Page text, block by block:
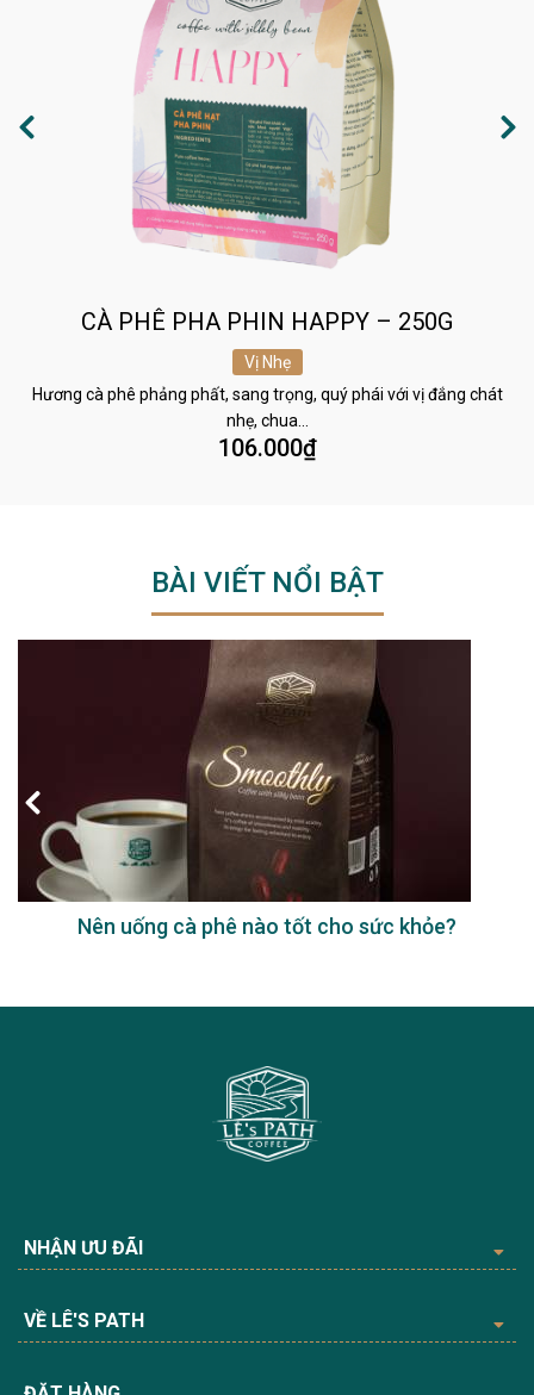
CÀ PHÊ PHA PHIN HAPPY – 250G
Vị Nhẹ
Hương cà phê phảng phất, sang trọng, quý phái với vị đắng chát
nhẹ, chua…
106.000₫
BÀI VIẾT NỔI BẬT
Nên uống cà phê nào tốt cho sức khỏe?
NHẬN ƯU ĐÃI
VỀ LÊ'S PATH